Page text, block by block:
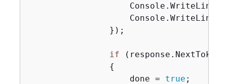
                    Console.WriteLine(
                    Console.WriteLine(
                });
if (response.NextToken
{
                    done =
true ;